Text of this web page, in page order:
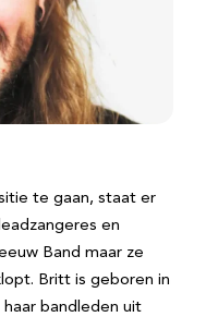
te gaan, staat er
en
Band maar ze
Britt is geboren in
bandleden uit